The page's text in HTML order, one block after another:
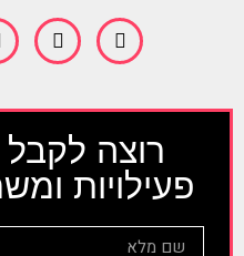
רוצה לקבל
פעילויות